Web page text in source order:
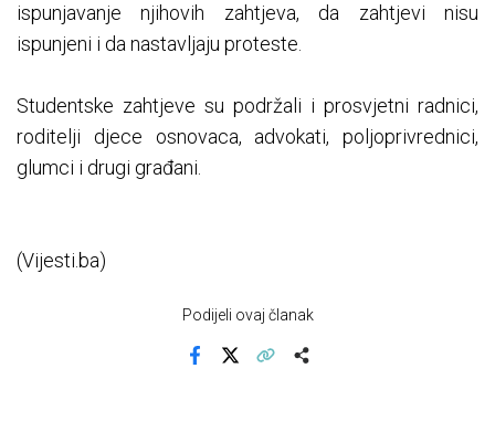
ispunjavanje njihovih zahtjeva, da zahtjevi nisu
ispunjeni i da nastavljaju proteste.
Studentske zahtjeve su podržali i prosvjetni radnici,
roditelji djece osnovaca, advokati, poljoprivrednici,
glumci i drugi građani.
(Vijesti.ba)
Podijeli ovaj članak
Facebook